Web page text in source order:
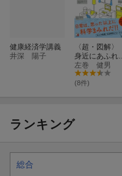
健康経済学講義
井深 陽子
〈超・図解〉
身近にあふれる
「科学」が3時
間でわかる本
左巻 健男
(8件)
ランキング
総合